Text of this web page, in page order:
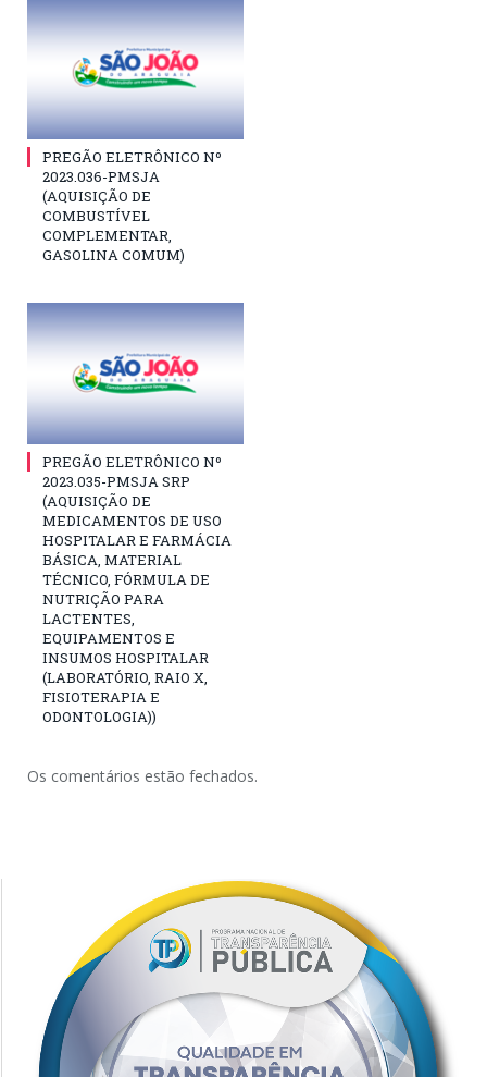
PREGÃO ELETRÔNICO Nº
2023.036-PMSJA
(AQUISIÇÃO DE
COMBUSTÍVEL
COMPLEMENTAR,
GASOLINA COMUM)
PREGÃO ELETRÔNICO Nº
2023.035-PMSJA SRP
(AQUISIÇÃO DE
MEDICAMENTOS DE USO
HOSPITALAR E FARMÁCIA
BÁSICA, MATERIAL
TÉCNICO, FÓRMULA DE
NUTRIÇÃO PARA
LACTENTES,
EQUIPAMENTOS E
INSUMOS HOSPITALAR
(LABORATÓRIO, RAIO X,
FISIOTERAPIA E
ODONTOLOGIA))
Os comentários estão fechados.